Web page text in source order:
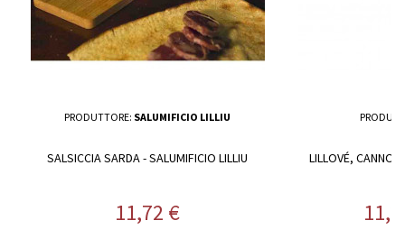
PRODUTTORE: SALUMIFICIO LILLIU
SALSICCIA SARDA - SALUMIFICIO LILLIU
Prezzo
11,72 €
LILLOVÉ,